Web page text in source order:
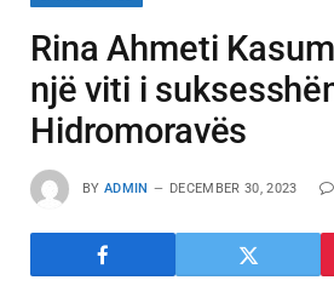
Rina Ahmeti
një viti i
Hidromoravës
BY ADMIN DECEMBER 30, 2023